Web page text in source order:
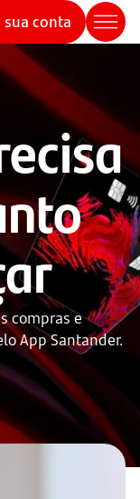
sua conta
compras e
App Santander.